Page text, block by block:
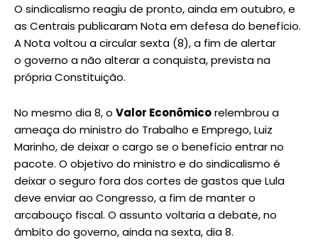
O sindicalismo reagiu de pronto, ainda em outubro, e
as Centrais publicaram Nota em defesa do benefício.
A Nota voltou a circular sexta (8), a fim de alertar
o governo a não alterar a conquista, prevista na
própria Constituição.
No mesmo dia 8, o Valor Econômicorelembrou a
ameaça do ministro do Trabalho e Emprego, Luiz
Marinho, de deixar o cargo se o benefício entrar no
pacote. O objetivo do ministro e do sindicalismo é
deixar o seguro fora dos cortes de gastos que Lula
deve enviar ao Congresso, a fim de manter o
arcabouço fiscal. O assunto voltaria a debate, no
âmbito do governo, ainda na sexta, dia 8.